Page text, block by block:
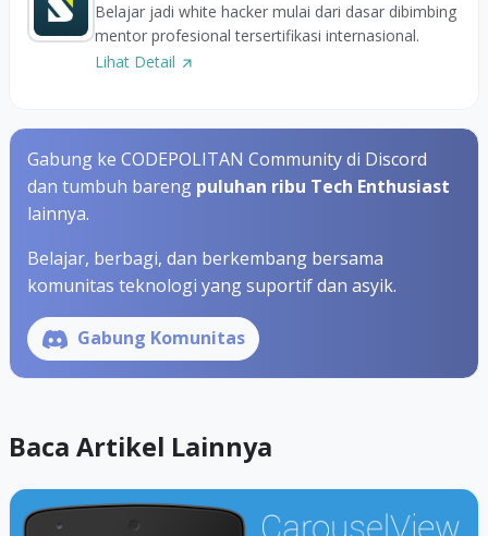
Belajar jadi white hacker mulai dari dasar dibimbing
mentor profesional tersertifikasi internasional.
Lihat Detail
Gabung ke CODEPOLITAN Community di Discord
dan tumbuh bareng puluhan ribu Tech Enthusiast
lainnya.
Belajar, berbagi, dan berkembang bersama
komunitas teknologi yang suportif dan asyik.
Gabung Komunitas
Baca Artikel Lainnya